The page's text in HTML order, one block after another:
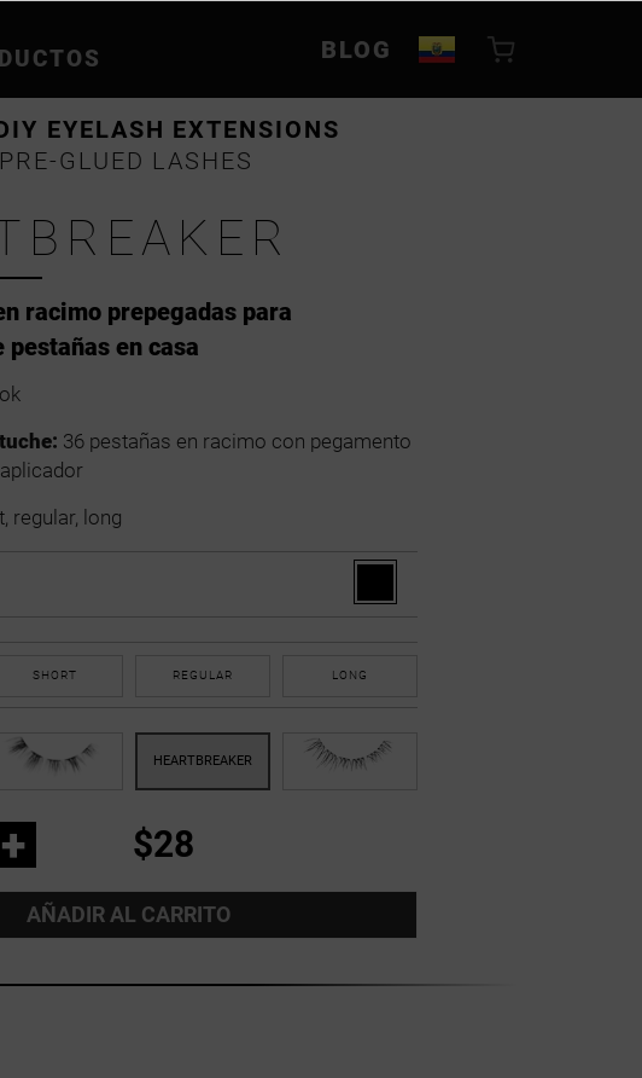
BLOG
racimo prepegadas para
pestañas en casa
EYELASH EXTENSIONS
GLUED LASHES
36 pestañas en racimo con pegamento
regular, long
SHORT REGULAR LONG
+ $28
AÑADIR AL CARRITO